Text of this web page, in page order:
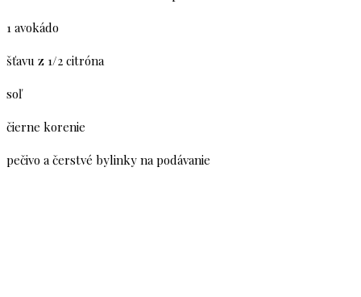
1 avokádo
šťavu z 1/2 citróna
soľ
čierne korenie
pečivo a čerstvé bylinky na podávanie